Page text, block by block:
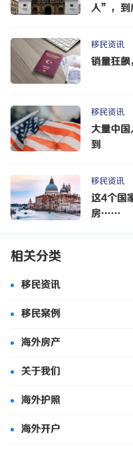
人”，到
移民资讯
销量狂飙
移民资讯
大量中国
到
移民资讯
这4个国
房……
相关分类
移民资讯
移民案例
海外房产
关于我们
海外护照
海外开户